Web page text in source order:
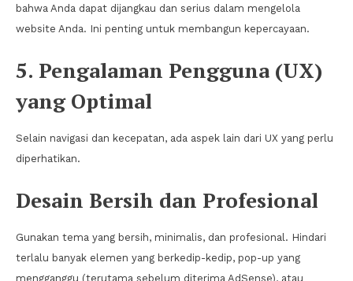
bahwa Anda dapat dijangkau dan serius dalam mengelola
website Anda. Ini penting untuk membangun kepercayaan.
5. Pengalaman Pengguna (UX)
yang Optimal
Selain navigasi dan kecepatan, ada aspek lain dari UX yang perlu
diperhatikan.
Desain Bersih dan Profesional
Gunakan tema yang bersih, minimalis, dan profesional. Hindari
terlalu banyak elemen yang berkedip-kedip, pop-up yang
mengganggu (terutama sebelum diterima AdSense), atau